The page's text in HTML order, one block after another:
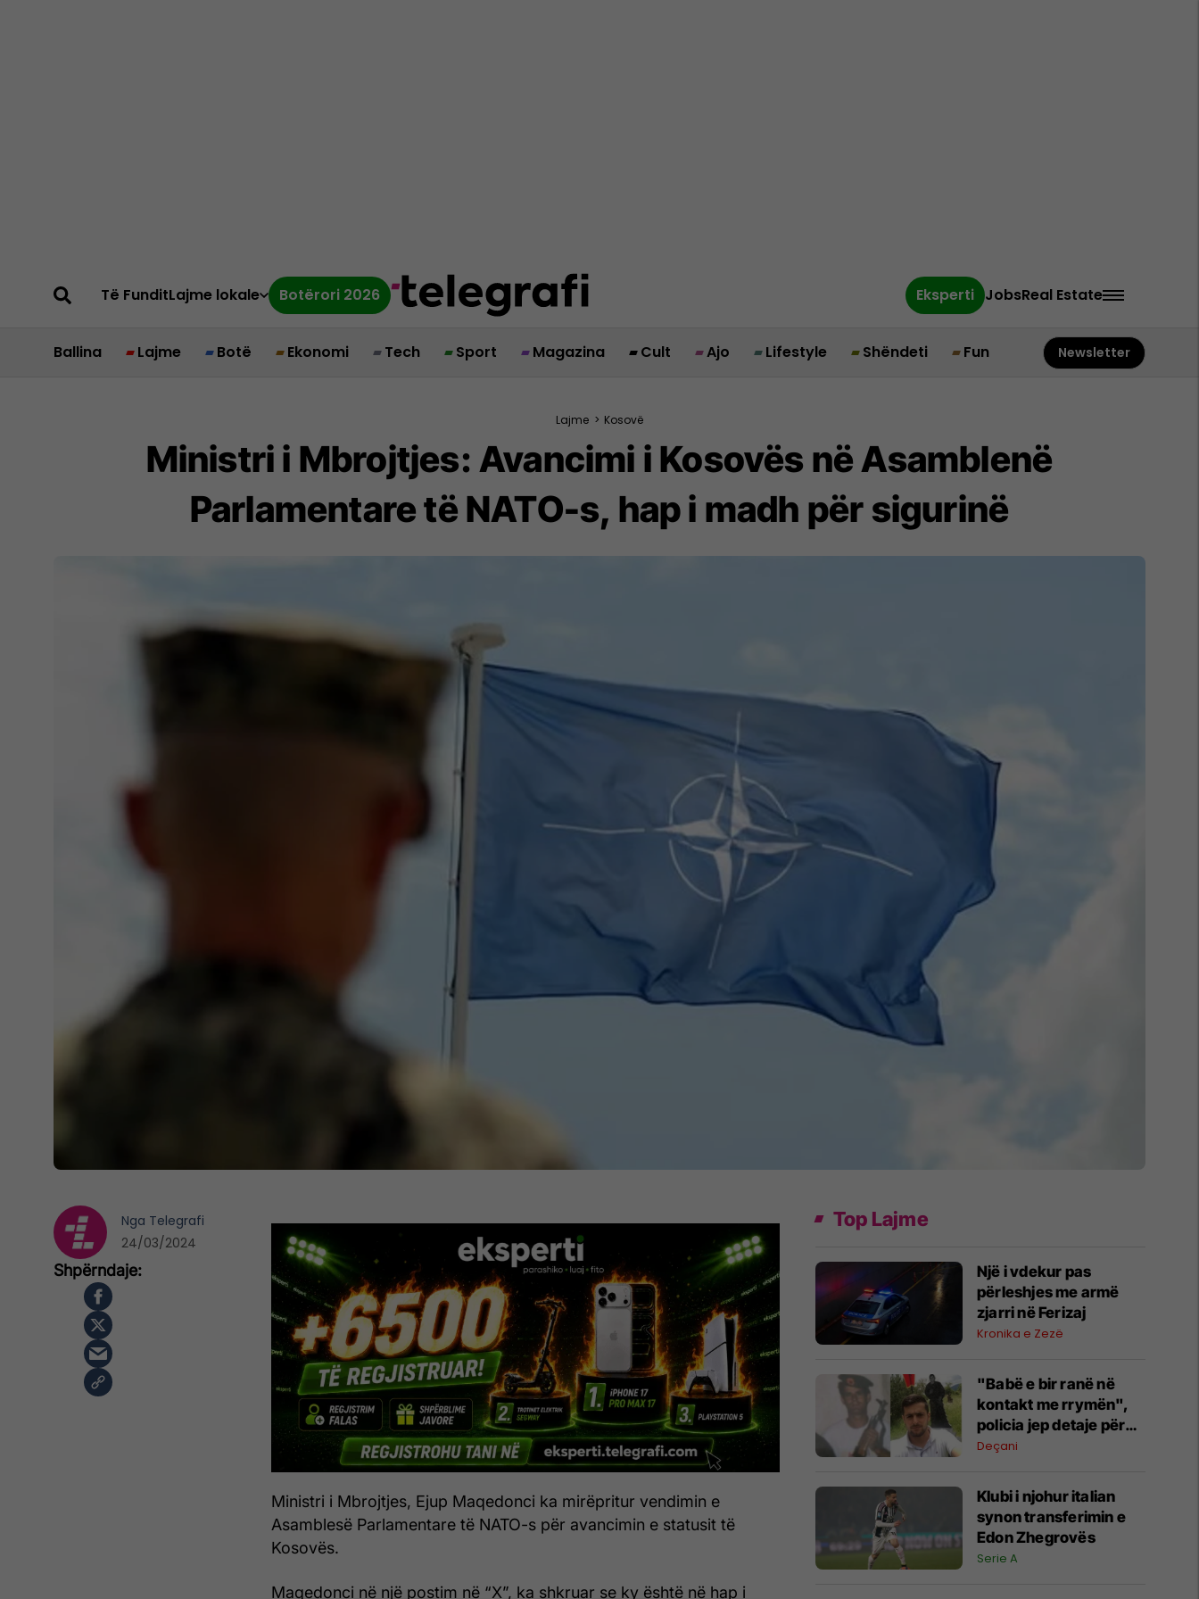
Të FunditLajme lokale Botërori 2026 Eksperti JobsReal Estate
Ballina Lajme Botë Ekonomi Tech Sport Magazina Cult Ajo Lifestyle Shëndeti Fun Newsletter
Lajme > Kosovë
Ministri i Mbrojtjes: Avancimi i Kosovës në Asamblenë
Parlamentare të NATO-s, hap i madh për sigurinë
Ministri i Mbrojtjes, Ejup Maqedonci ka mirëpritur vendimin e
Asamblesë Parlamentare të NATO-s për avancimin e statusit të
Kosovës.
Maqedonci në një postim në “X”, ka shkruar se ky është në hap i
Nga Telegrafi
24/03/2024
Top Lajme
Një i vdekur pas
përleshjes me armë
zjarri në Ferizaj
Kronika e Zezë
"Babë e bir ranë në
kontakt me rrymën",
policia jep detaje për
rastin tragjik në Deçan
Deçani
Klubi i njohur italian
synon transferimin e
Edon Zhegrovës
Serie A